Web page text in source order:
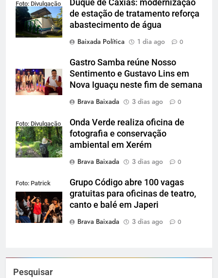
Foto: Divulgação
Duque de Caxias: modernização
de estação de tratamento reforça
abastecimento de água
Baixada Política
1 dia ago 0
Gastro Samba reúne Nosso
Sentimento e Gustavo Lins em
Nova Iguaçu neste fim de semana
Brava Baixada
3 dias ago 0
Foto: Divulgação
Onda Verde realiza oficina de
fotografia e conservação
ambiental em Xerém
Brava Baixada
3 dias ago 0
Foto: Patrick
Lima
Grupo Código abre 100 vagas
gratuitas para oficinas de teatro,
canto e balé em Japeri
Brava Baixada
3 dias ago 0
Pesquisar